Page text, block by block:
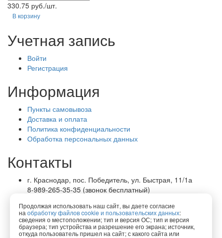
330.75 руб./шт.
В корзину
Учетная запись
Войти
Регистрация
Информация
Пункты самовывоза
Доставка и оплата
Политика конфиденциальности
Обработка персональных данных
Контакты
г. Краснодар, пос. Победитель, ул. Быстрая, 11/1а
8-989-265-35-35 (звонок бесплатный)
office@lirapack.com
Посмотреть на карте
Продолжая использовать наш сайт, вы даете согласие
на обработку файлов cookie и пользовательских данных:
сведения о местоположении; тип и версия ОС; тип и версия
браузера; тип устройства и разрешение его экрана; источник,
откуда пользователь пришел на сайт; с какого сайта или